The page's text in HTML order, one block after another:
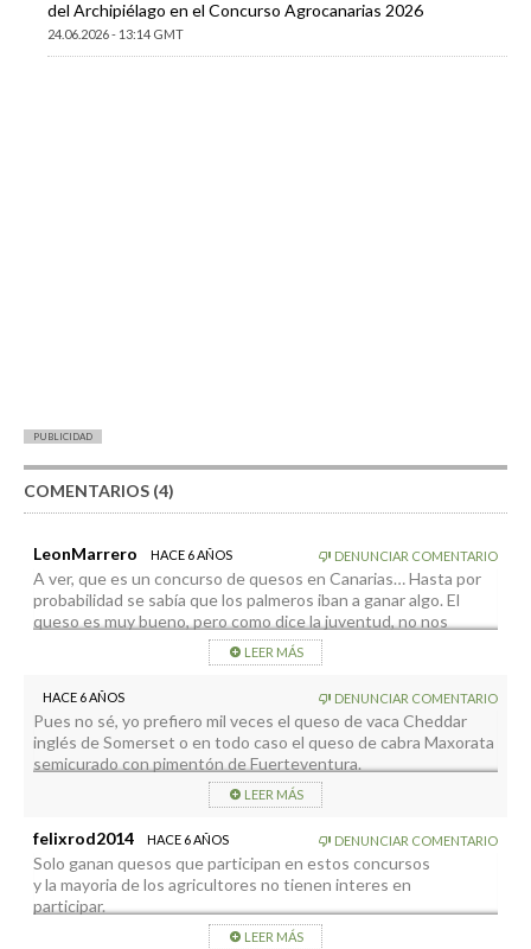
del Archipiélago en el Concurso Agrocanarias 2026
24.06.2026 - 13:14 GMT
PUBLICIDAD
COMENTARIOS (4)
LeonMarrero HACE 6 AÑOS DENUNCIAR COMENTARIO
A ver, que es un concurso de quesos en Canarias… Hasta por
probabilidad se sabía que los palmeros iban a ganar algo. El
queso es muy bueno, pero como dice la juventud, no nos
LEER MÁS
HACE 6 AÑOS DENUNCIAR COMENTARIO
Pues no sé, yo prefiero mil veces el queso de vaca Cheddar
inglés de Somerset o en todo caso el queso de cabra Maxorata
semicurado con pimentón de Fuerteventura.
LEER MÁS
felixrod2014 HACE 6 AÑOS DENUNCIAR COMENTARIO
Solo ganan quesos que participan en estos concursos
y la mayoria de los agricultores no tienen interes en
participar.
Lo mismo pasa con las bodegas: suelen ganar bodegas con
LEER MÁS